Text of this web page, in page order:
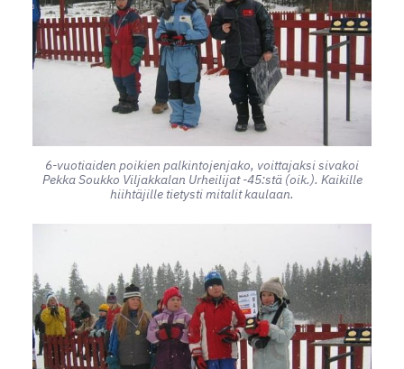
6-vuotiaiden poikien palkintojenjako, voittajaksi sivakoi
Pekka Soukko Viljakkalan Urheilijat -45:stä (oik.). Kaikille
hiihtäjille tietysti mitalit kaulaan.